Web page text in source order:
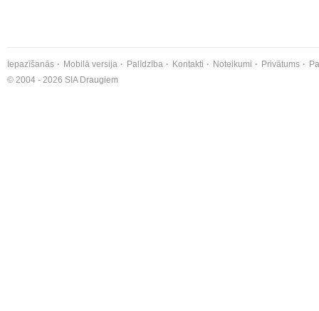
Iepazīšanās Mobilā versija Palīdzība Kontakti Noteikumi Privātums
© 2004 - 2026 SIA Draugiem